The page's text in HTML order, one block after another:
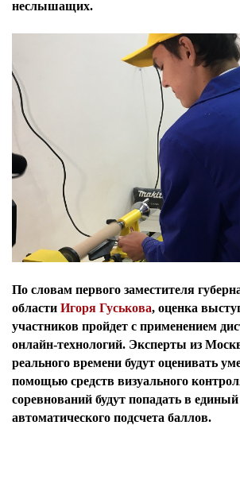
неслышащих.
По словам первого заместителя
области Игоря Гуськова, оценка
участников пройдет с применением
онлайн-технологий. Эксперты из
реального времени будут оценивать
помощью средств визуального
соревнований будут попадать в
автоматического подсчета баллов.